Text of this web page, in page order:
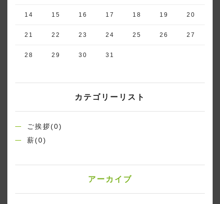
14 15 16 17 18 19 20
21 22 23 24 25 26 27
28 29 30 31
カテゴリーリスト
ご挨拶(0)
薪(0)
アーカイブ